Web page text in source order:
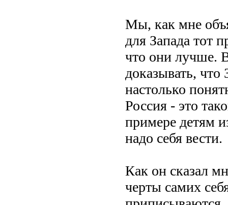
Мы, как мне
для Запада тот
что они лучше.
доказывать,
настолько
Россия - это
примере детям
надо себя вести.
Как он сказал
черты самих